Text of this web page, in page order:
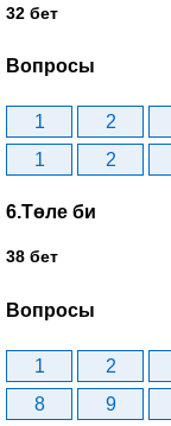
32 бет
Вопросы
1 2
1
2
6.Төле би
38 бет
Вопросы
1 2
8
9